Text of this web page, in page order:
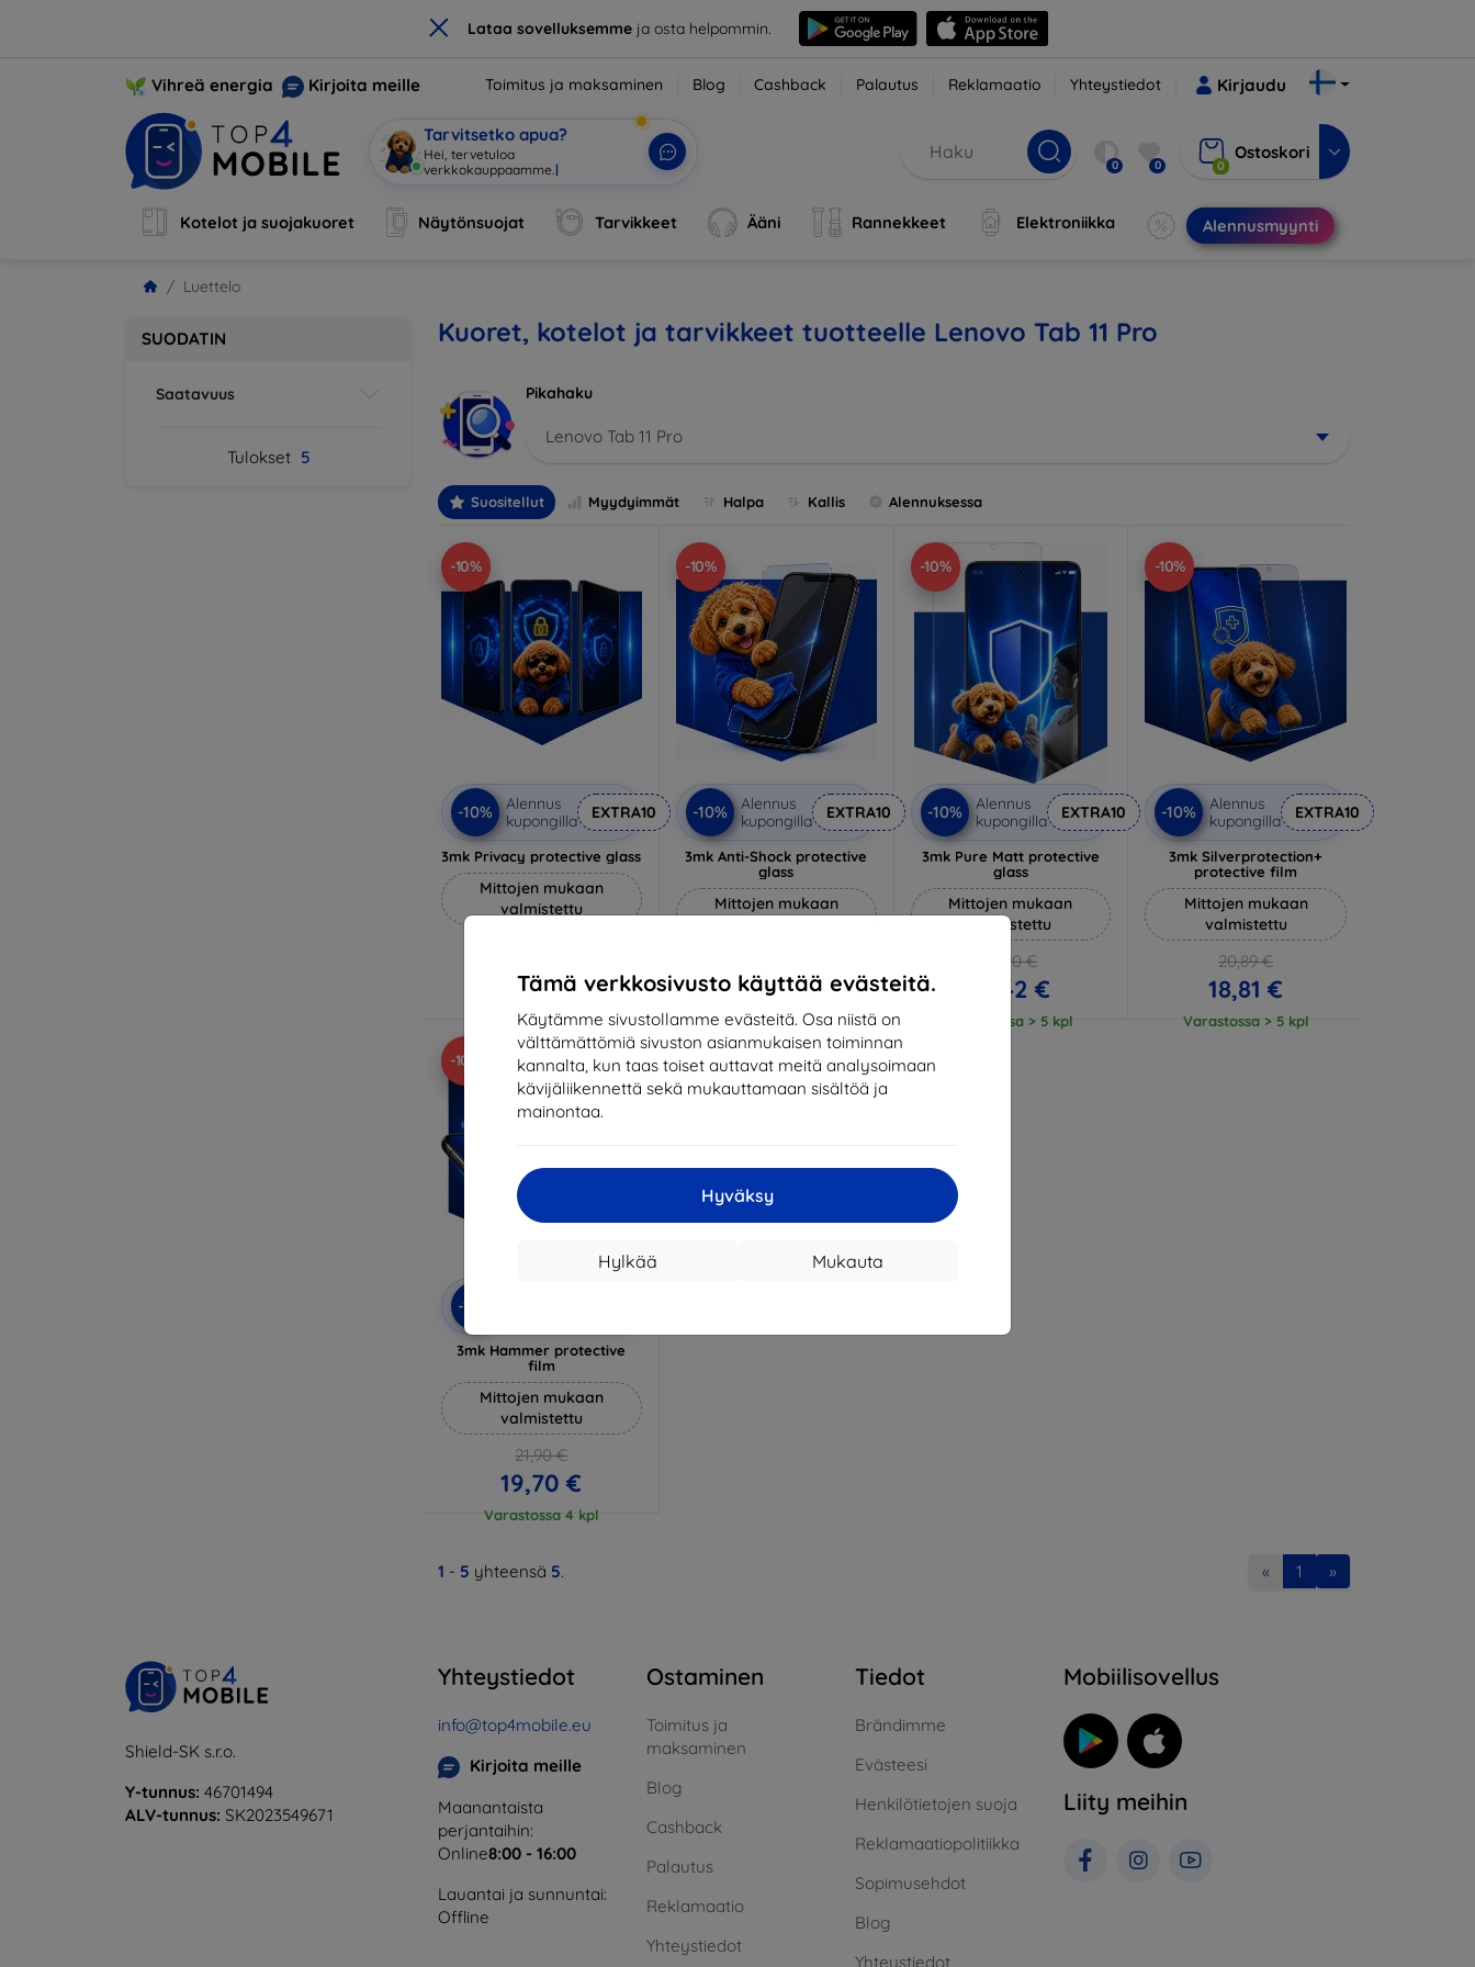
× Lataa sovelluksemmeja osta helpommin.
Tämä verkkosivusto käyttää evästeitä.
Käytämme sivustollamme evästeitä. Osa niistä on
välttämättömiä sivuston asianmukaisen toiminnan
kannalta, kun taas toiset auttavat meitä analysoimaan
kävijäliikennettä sekä mukauttamaan sisältöä ja
mainontaa.
Hyväksy
Mukauta
Hylkää
Vihreä energia Kirjoita meille Toimitus ja maksaminen Blog Cashback Palautus Reklamaatio Yhteystiedot Kirjaudu
Tarvitsetko apua?
Hei, tervetuloa
verkkokauppaamm| 0 0 0
Ostoskori
Kotelot ja suojakuoret Näytönsuojat Tarvikkeet Ääni Rannekkeet Elektroniikka Alennusmyynti
Luettelo
SUODATIN
Saatavuus
Tulokset 5
Kuoret, kotelot ja tarvikkeet tuotteelle Lenovo Tab 11 Pro
Pikahaku
Lenovo Tab 11 Pro
Suositellut Myydyimmät Halpa Kallis Alennuksessa
-10%
-10%
Alennus
kupongilla
EXTRA10
3mk Privacy protective glass
Mittojen mukaan
valmistettu
20,61 €
-10%
-10%
Alennus
kupongilla
EXTRA10
3mk Anti-Shock protective
glass
Mittojen mukaan
17,01 €
Varastossa > 5 kpl
-10%
-10%
Alennus
kupongilla
EXTRA10
3mk Pure Matt protective
glass
Mittojen mukaan
valmistettu
14,90 €
13,42 €
Varastossa > 5 kpl
-10%
-10%
Alennus
kupongilla
EXTRA10
3mk Silverprotection+
protective film
Mittojen mukaan
valmistettu
20,89 €
18,81 €
Varastossa > 5 kpl
-10%
-10%
3mk Hammer protective
film
Mittojen mukaan
valmistettu
21,90 €
19,70 €
Varastossa 4 kpl
1 - 5 yhteensä 5. « 1 »
Shield-SK s.r.o.
Y-tunnus: 46701494
ALV-tunnus: SK2023549671
Yhteystiedot
info@top4mobile.eu
Kirjoita meille
Maanantaista
perjantaihin:
Online8:00 - 16:00
Lauantai ja sunnuntai:
Offline
Ostaminen
Toimitus ja
maksaminen
Blog
Cashback
Palautus
Reklamaatio
Yhteystiedot
Tiedot
Brändimme
Evästeesi
Henkilötietojen suoja
Reklamaatiopolitiikka
Sopimusehdot
Blog
Yhteystiedot
Mobiilisovellus
Liity meihin